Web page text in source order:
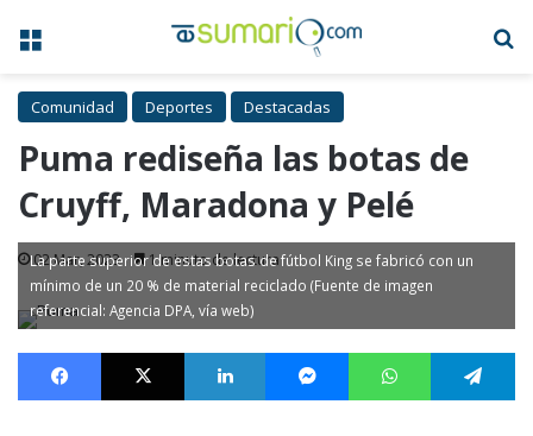
Menú
Comunidad Deportes Destacadas
Puma rediseña las botas de
Cruyff, Maradona y Pelé
02 Mar, 2023 1 minuto de lectura
La parte superior de estas botas de fútbol King se fabricó con un
mínimo de un 20 % de material reciclado (Fuente de imagen
referencial: Agencia DPA, vía web)
Facebook X LinkedIn MessengerWhatsApp